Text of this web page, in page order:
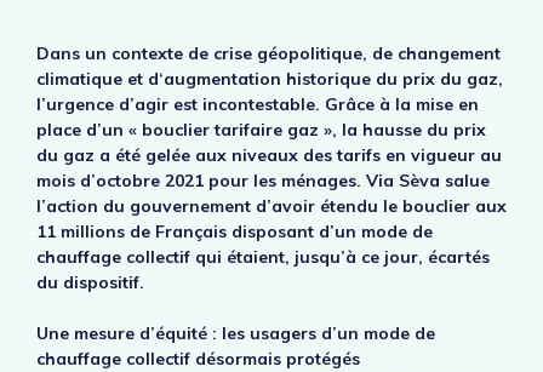
Dans un contexte de crise géopolitique, de changement
climatique et d‘augmentation historique du prix du gaz,
l’urgence d’agir est incontestable. Grâce à la mise en
place d’un « bouclier tarifaire gaz », la hausse du prix
du gaz a été gelée aux niveaux des tarifs en vigueur au
mois d’octobre 2021 pour les ménages. Via Sèva salue
l’action du gouvernement d’avoir étendu le bouclier aux
11 millions de Français disposant d’un mode de
chauffage collectif qui étaient, jusqu’à ce jour, écartés
du dispositif.
Une mesure d’équité : les usagers d’un mode de
chauffage collectif désormais protégés